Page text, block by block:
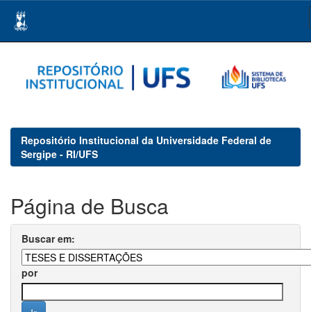
navigation
Repositório Institucional da Universidade Federal de
Sergipe - RI/UFS
Página de Busca
Buscar em:
por